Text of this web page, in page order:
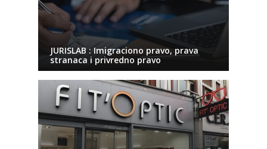
JURISLAB : Imigraciono pravo, prava
stranaca i privredno pravo